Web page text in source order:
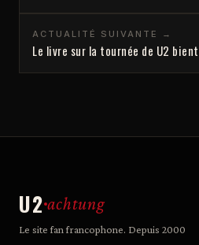
ACTUALITÉ SUIVANTE →
Le livre sur la tournée de U2
U2 achtung
Le site fan francophone. Depuis 2000